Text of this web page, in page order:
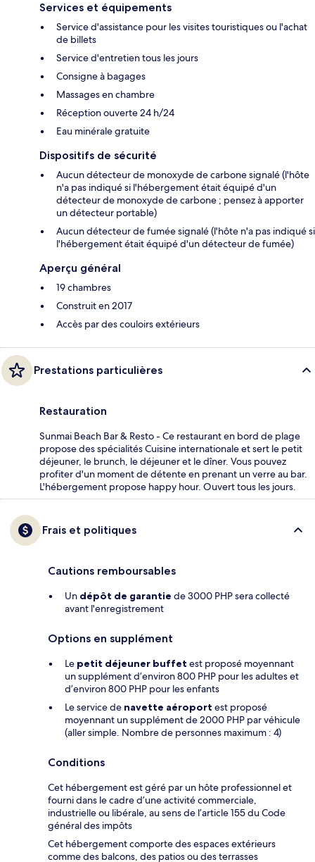
Services et équipements
Service d'assistance pour les visites touristiques ou l'achat
de billets
Service d'entretien tous les jours
Consigne à bagages
Massages en chambre
Réception ouverte 24 h/24
Eau minérale gratuite
Dispositifs de sécurité
Aucun détecteur de monoxyde de carbone signalé (l'hôte
n'a pas indiqué si l'hébergement était équipé d'un
détecteur de monoxyde de carbone ; pensez à apporter
un détecteur portable)
Aucun détecteur de fumée signalé (l'hôte n'a pas indiqué si
l'hébergement était équipé d'un détecteur de fumée)
Aperçu général
19 chambres
Construit en 2017
Accès par des couloirs extérieurs
Prestations particulières
Restauration
Sunmai Beach Bar & Resto - Ce restaurant en bord de plage
propose des spécialités Cuisine internationale et sert le petit
déjeuner, le brunch, le déjeuner et le dîner. Vous pouvez
profiter d'un moment de détente en prenant un verre au bar.
L'hébergement propose happy hour. Ouvert tous les jours.
Frais et politiques
Cautions remboursables
Un dépôt de garantie de 3000 PHP sera collecté
avant l'enregistrement
Options en supplément
Le petit déjeuner buffet est proposé moyennant
un supplément d’environ 800 PHP pour les adultes et
d’environ 800 PHP pour les enfants
Le service de navette aéroport est proposé
moyennant un supplément de 2000 PHP par véhicule
(aller simple. Nombre de personnes maximum : 4)
Conditions
Cet hébergement est géré par un hôte professionnel et
fourni dans le cadre d’une activité commerciale,
industrielle ou libérale, au sens de l’article 155 du Code
général des impôts
Cet hébergement comporte des espaces extérieurs
comme des balcons, des patios ou des terrasses